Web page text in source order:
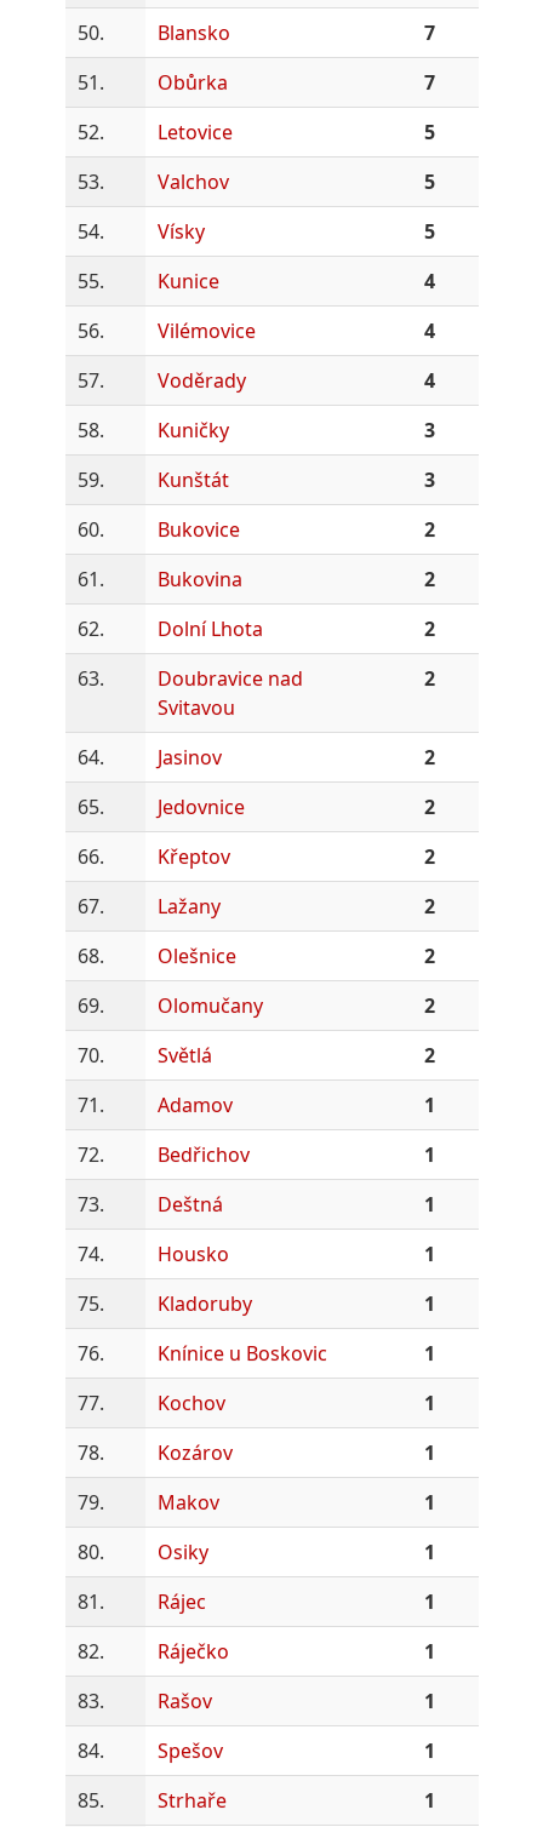
50. Blansko
7
51.
Obůrka
7
52.
Letovice
5
53.
Valchov
5
54.
Vísky
5
55.
Kunice
4
56.
Vilémovice
4
57.
Voděrady
4
58.
Kuničky
3
59.
Kunštát
3
60.
Bukovice
2
61.
Bukovina
2
62.
Dolní Lhota
2
63.
Doubravice nad
Svitavou
2
64. Jasinov
2
65.
Jedovnice
2
66.
Křeptov
2
67.
Lažany
2
68.
Olešnice
2
69.
Olomučany
2
70.
Světlá
2
71.
Adamov
1
72.
Bedřichov
1
73.
Deštná
1
74.
Housko
1
75.
Kladoruby
1
76.
Knínice u Boskovic
1
77.
Kochov
1
78.
Kozárov
1
79.
Makov
1
80.
Osiky
1
81.
Rájec
1
82.
Ráječko
1
83.
Rašov
1
84.
Spešov
1
85.
Strhaře
1